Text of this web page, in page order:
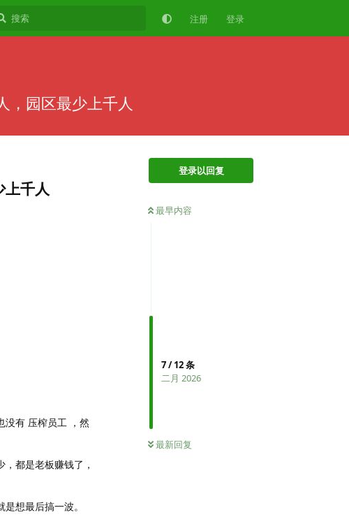
注册 登录
，园区最少上千人
登录以回复
最早内容
7/12条
二月 2026
最新回复
上千人
没有 压榨员工 ，然
都是老板赚钱了，
想最后搞一波。